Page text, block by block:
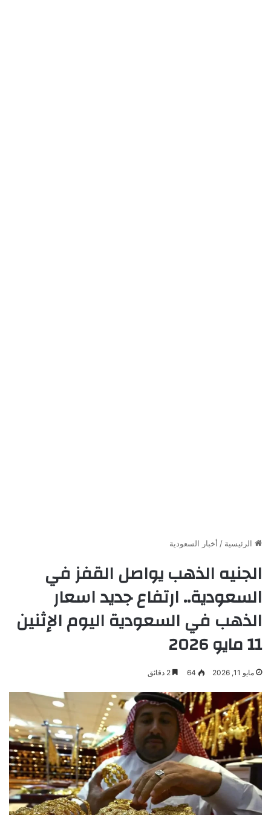
الرئيسية / أخبار السعودية
الجنيه الذهب يواصل القفز في
السعودية.. ارتفاع جديد اسعار
الذهب في السعودية اليوم الإثنين
11 مايو 2026
مايو 11, 2026 64